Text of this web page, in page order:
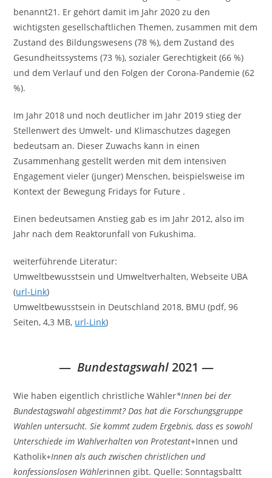
benannt21. Er gehört damit im Jahr 2020 zu den
wichtigsten gesellschaftlichen Themen, zusammen mit dem
Zustand des Bildungswesens (78 %), dem Zustand des
Gesundheitssystems (73 %), sozialer Gerechtigkeit (66 %)
und dem Verlauf und den Folgen der Corona-Pandemie (62
%).
Im Jahr 2018 und noch deutlicher im Jahr 2019 stieg der
Stellenwert des Umwelt- und Klimaschutzes dagegen
bedeutsam an. Dieser Zuwachs kann in einen
Zusammenhang gestellt werden mit dem intensiven
Engagement vieler (junger) Menschen, beispielsweise im
Kontext der Bewegung Fridays for Future .
Einen bedeutsamen Anstieg gab es im Jahr 2012, also im
Jahr nach dem Reaktorunfall von Fukushima.
weiterführende Literatur:
Umweltbewusstsein und Umweltverhalten, Webseite UBA
(url-Link)
Umweltbewusstsein in Deutschland 2018, BMU (pdf, 96
Seiten, 4,3 MB, url-Link)
— Bundestagswahl2021 —
Wie haben eigentlich christliche Wähler*Innen bei der
Bundestagswahl abgestimmt? Das hat die Forschungsgruppe
Wahlen untersucht. Sie kommt zudem Ergebnis, dass es sowohl
Unterschiede im Wahlverhalten von Protestant+Innen und
Katholik+Innen als auch zwischen christlichen und
konfessionslosen Wählerinnen gibt. Quelle: Sonntagsbaltt